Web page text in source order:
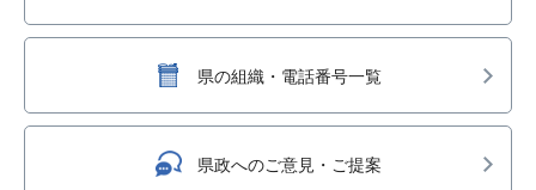
県の組織・電話番号一覧
県政へのご意見・ご提案